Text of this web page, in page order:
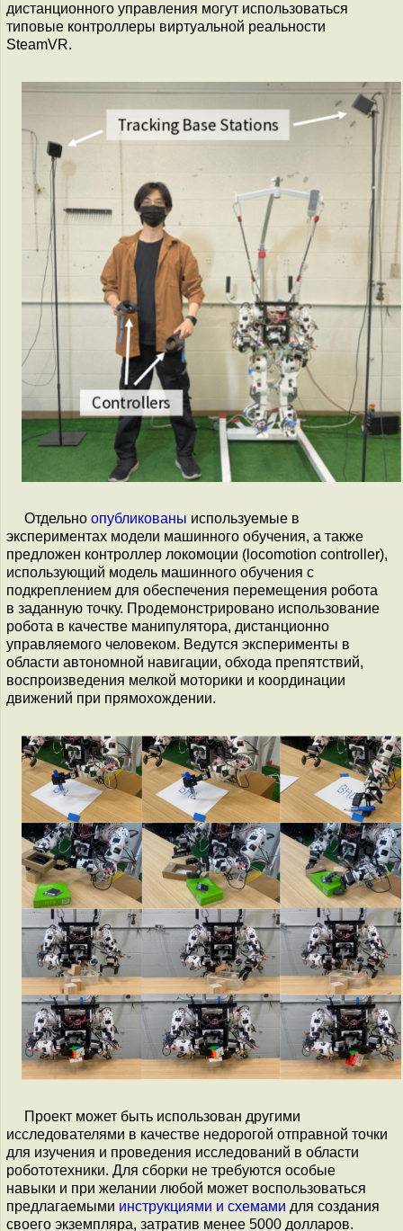
дистанционного управления могут использоваться
типовые контроллеры виртуальной реальности
SteamVR.
Отдельно опубликованы используемые в
экспериментах модели машинного обучения, а также
предложен контроллер локомоции (locomotion controller),
использующий модель машинного обучения с
подкреплением для обеспечения перемещения робота
в заданную точку. Продемонстрировано использование
робота в качестве манипулятора, дистанционно
управляемого человеком. Ведутся эксперименты в
области автономной навигации, обхода препятствий,
воспроизведения мелкой моторики и координации
движений при прямохождении.
Проект может быть использован другими
исследователями в качестве недорогой отправной точки
для изучения и проведения исследований в области
робототехники. Для сборки не требуются особые
навыки и при желании любой может воспользоваться
предлагаемыми инструкциями и схемами для создания
своего экземпляра, затратив менее 5000 долларов.